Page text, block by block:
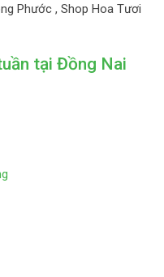
Phước , Shop Hoa Tươi
tại Đồng Nai